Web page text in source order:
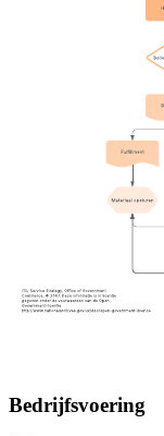
Bedrijfsvoering